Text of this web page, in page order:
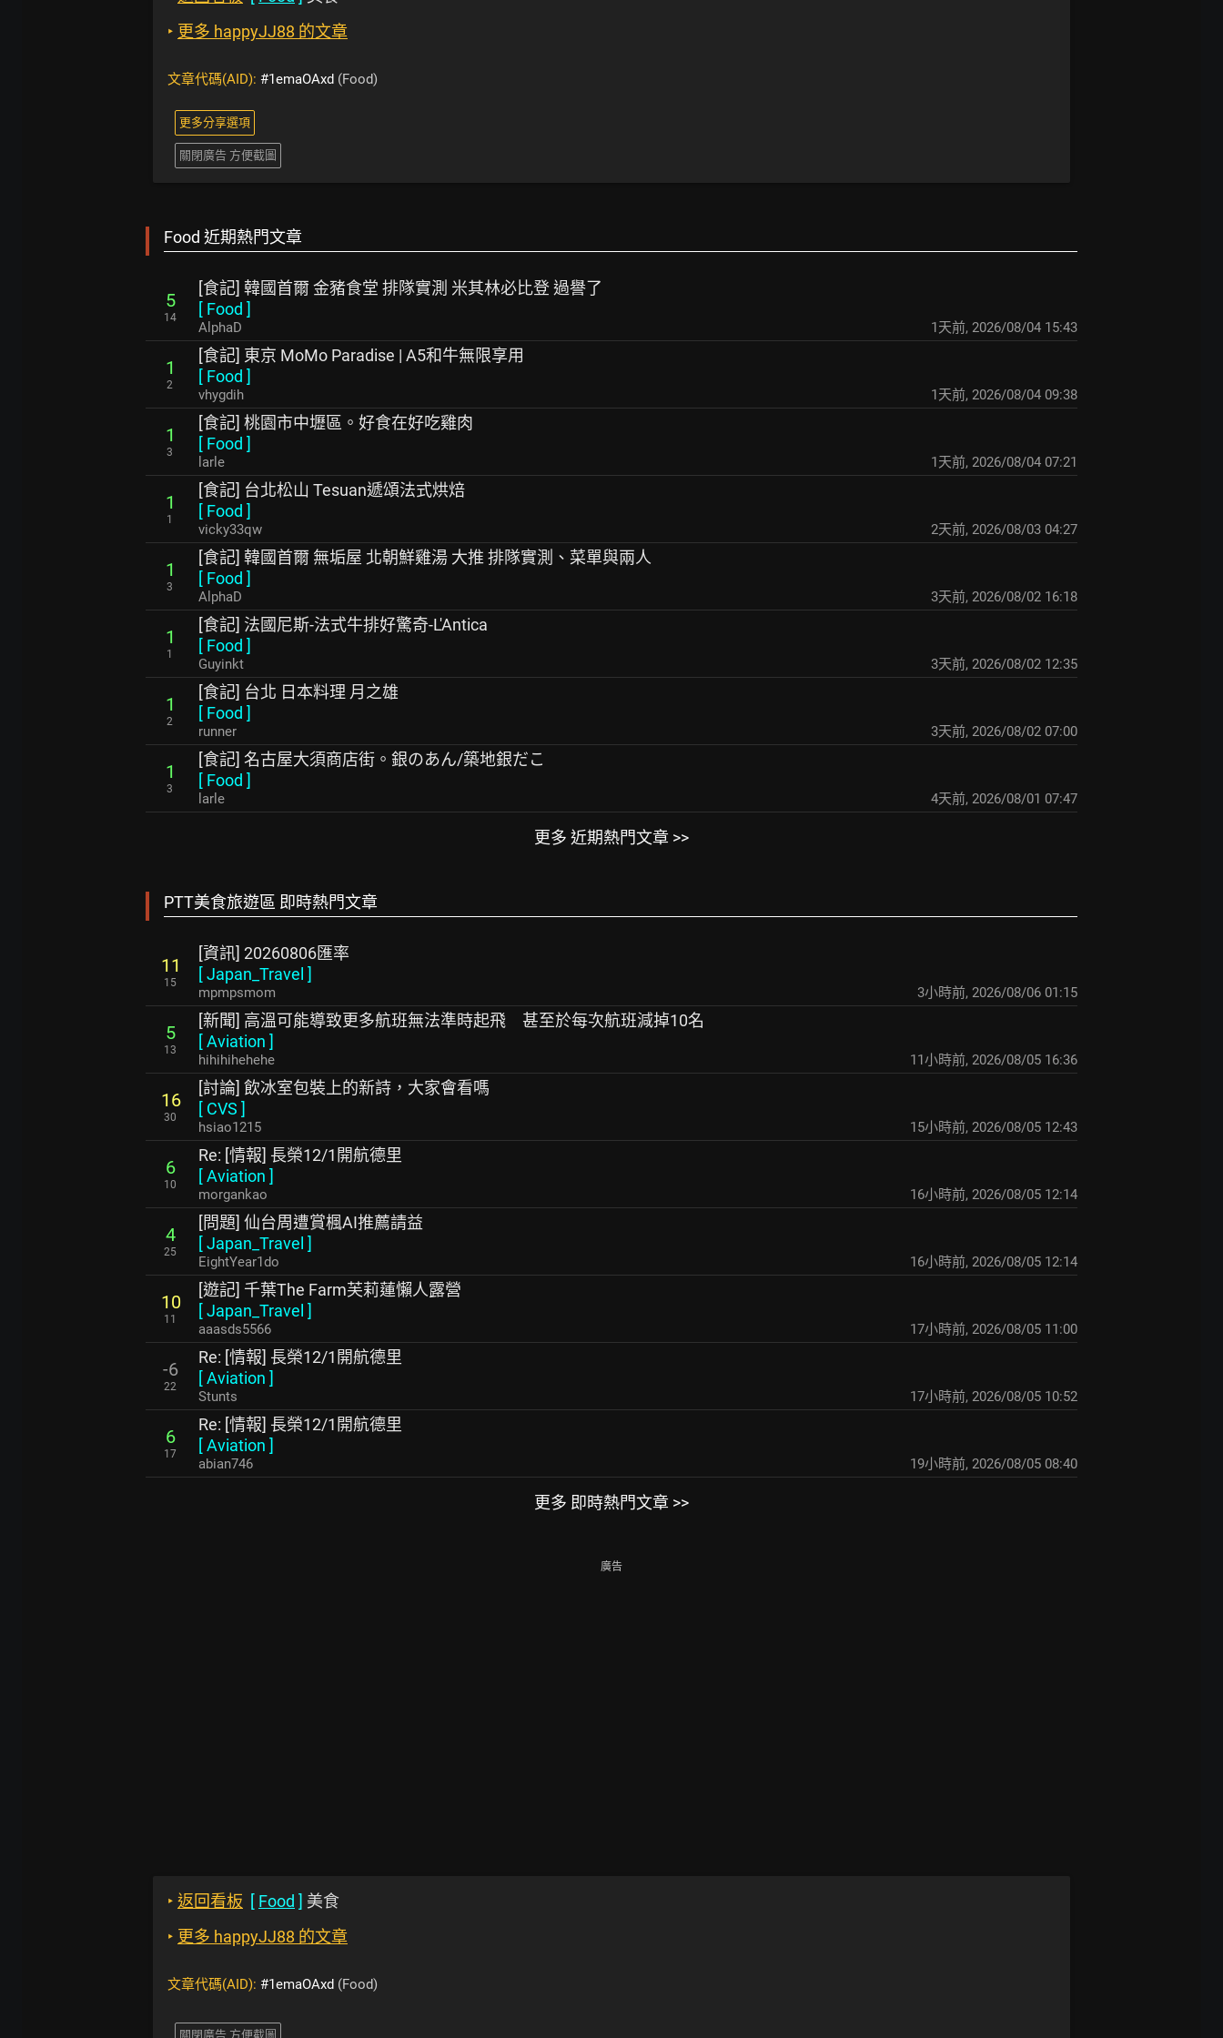
‣ 更多 happyJJ88 的文章
文章代碼(AID): #1emaOAxd (Food)
更多分享選項
關閉廣告 方便截圖
Food 近期熱門文章
5
14
[食記] 韓國首爾 金豬食堂 排隊實測 米其林必比登 過譽了
[ Food ]
AlphaD 1天前, 2026/08/04 15:43
1
2
[食記] 東京 MoMo Paradise | A5和牛無限享用
[ Food ]
vhygdih 1天前, 2026/08/04 09:38
1
3
[食記] 桃園市中壢區。好食在好吃雞肉
[ Food ]
larle 1天前, 2026/08/04 07:21
1
1
[食記] 台北松山 Tesuan遞頌法式烘焙
[ Food ]
vicky33qw 2天前, 2026/08/03 04:27
1
3
[食記] 韓國首爾 無垢屋 北朝鮮雞湯 大推 排隊實測、菜單與兩人
[ Food ]
AlphaD 3天前, 2026/08/02 16:18
1
1
[食記] 法國尼斯-法式牛排好驚奇-L'Antica
[ Food ]
Guyinkt 3天前, 2026/08/02 12:35
1
2
[食記] 台北 日本料理 月之雄
[ Food ]
runner 3天前, 2026/08/02 07:00
1
3
[食記] 名古屋大須商店街。銀のあん/築地銀だこ
[ Food ]
larle 4天前, 2026/08/01 07:47
更多 近期熱門文章 >>
PTT美食旅遊區 即時熱門文章
11
15
[資訊] 20260806匯率
[Japan_Travel ]
mpmpsmom 3小時前, 2026/08/06 01:15
5
13
[新聞] 高溫可能導致更多航班無法準時起飛 甚至於每次航班減掉10名
[Aviation ]
hihihihehehe 11小時前, 2026/08/05 16:36
16
30
[討論] 飲冰室包裝上的新詩，大家會看嗎
[ CVS ]
hsiao1215 15小時前, 2026/08/05 12:43
6
10
Re: [情報] 長榮12/1開航德里
[Aviation ]
morgankao 16小時前, 2026/08/05 12:14
4
25
[問題] 仙台周遭賞楓AI推薦請益
[Japan_Travel ]
EightYear1do 16小時前, 2026/08/05 12:14
10
11
[遊記] 千葉The Farm芙莉蓮懶人露營
[Japan_Travel ]
aaasds5566 17小時前, 2026/08/05 11:00
-6
22
Re: [情報] 長榮12/1開航德里
[Aviation ]
Stunts 17小時前, 2026/08/05 10:52
6
17
Re: [情報] 長榮12/1開航德里
[Aviation ]
abian746 19小時前, 2026/08/05 08:40
更多 即時熱門文章 >>
廣告
‣ 返回看板 [ Food ] 美食
‣ 更多 happyJJ88 的文章
文章代碼(AID): #1emaOAxd (Food)
關閉廣告 方便截圖